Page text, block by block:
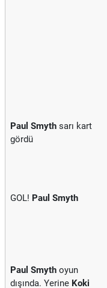
Paul Smyth sarı kart
gördü
GOL! Paul Smyth
Paul Smyth oyun
dışında. Yerine Koki